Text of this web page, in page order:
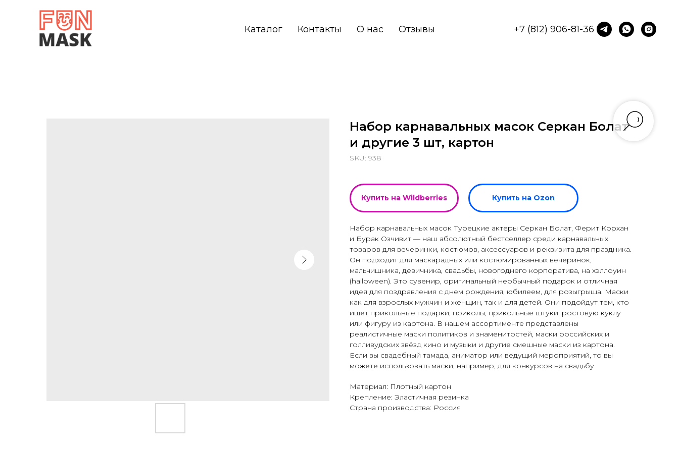
Каталог Контакты О нас Отзывы +7 (812) 906-81-36
Набор карнавальных масок Серкан Болат
и другие 3 шт, картон
SKU: 938
Купить на Wildberries Купить на Ozon
Набор карнавальных масок Турецкие актеры Серкан Болат, Ферит Корхан
и Бурак Озчивит — наш абсолютный бестселлер среди карнавальных
товаров для вечеринки, костюмов, аксессуаров и реквизита для праздника.
Он подходит для маскарадных или костюмированных вечеринок,
мальчишника, девичника, свадьбы, новогоднего корпоратива, на хэллоуин
(halloween). Это сувенир, оригинальный необычный подарок и отличная
идея для поздравления с днем рождения, юбилеем, для розыгрыша. Маски
как для взрослых мужчин и женщин, так и для детей. Они подойдут тем, кто
ищет прикольные подарки, приколы, прикольные штуки, ростовую куклу
или фигуру из картона. В нашем ассортименте представлены
реалистичные маски политиков и знаменитостей, маски российских и
голливудских звёзд кино и музыки и другие смешные маски из картона.
Если вы свадебный тамада, аниматор или ведущий мероприятий, то вы
можете использовать маски, например, для конкурсов на свадьбу
Материал: Плотный картон
Крепление: Эластичная резинка
Страна производства: Россия